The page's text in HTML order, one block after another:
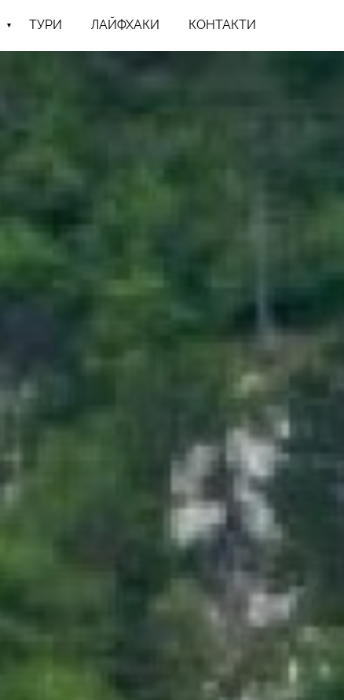
ТУРИ ЛАЙФХАКИ КОНТАКТИ